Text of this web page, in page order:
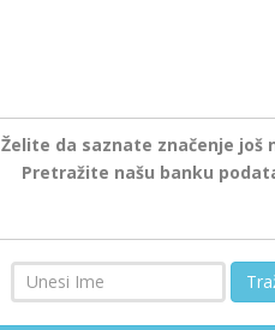
Želite da saznate značenje još
Pretražite našu banku